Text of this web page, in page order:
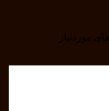
موردنیاز